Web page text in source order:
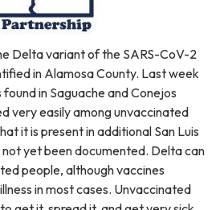
Delta variant of the SARS-CoV-2
in Alamosa County. Last week
in Saguache and Conejos
very easily among unvaccinated
it is present in additional San Luis
not yet been documented. Delta can
people, although vaccines
in most cases. Unvaccinated